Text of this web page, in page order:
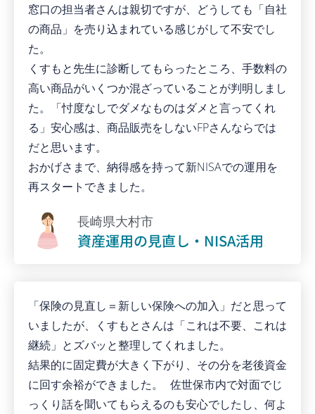
窓口の担当者さんは親切ですが、どうしても「自社
の商品」を売り込まれている感じがして不安でし
た。
くすもと先生に診断してもらったところ、手数料の
高い商品がいくつか混ざっていることが判明しまし
た。「忖度なしでダメなものはダメと言ってくれ
る」安心感は、商品販売をしないFPさんならでは
だと思います。
おかげさまで、納得感を持って新NISAでの運用を
再スタートできました。
長崎県大村市
資産運用の見直し・NISA活用
「保険の見直し＝新しい保険への加入」だと思って
いましたが、くすもとさんは「これは不要、これは
継続」とズバッと整理してくれました。
結果的に固定費が大きく下がり、その分を老後資金
に回す余裕ができました。 佐世保市内で対面でじ
っくり話を聞いてもらえるのも安心でしたし、何よ